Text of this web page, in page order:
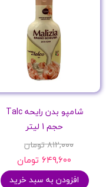
شامپو بدن رایحه Talc
حجم 1 لیتر
۸۱۲,۰۰۰ تومان
۶۴۹,۶۰۰ تومان
افزودن به سبد خرید